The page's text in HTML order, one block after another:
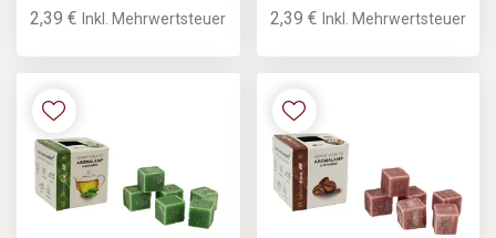
2,39 €Inkl. Mehrwertsteuer 2,39 € Inkl. Mehrwertsteuer